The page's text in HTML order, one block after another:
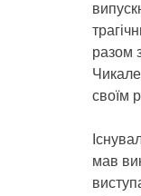
разом
своїм
мав